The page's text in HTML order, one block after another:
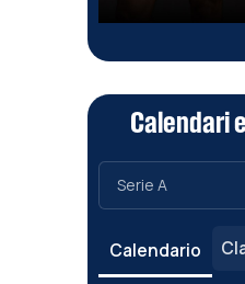
Calendari
Calendario